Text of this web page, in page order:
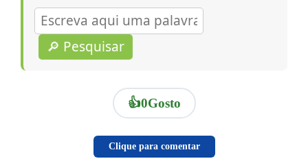
🔎 Pesquisar
👍0Gosto
Clique para comentar